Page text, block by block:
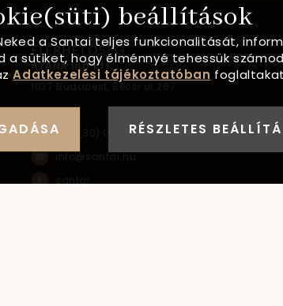
ELÉRHETŐSÉG
AYANA Intl Kft.
1037 Budapest, Bécsi út 267.
+36 (30) 093-9900
info@santai.hu
santai
beállítások
a Santai teljes funkcionalitását,
a sütiket, hogy élménnyé tehessük
Adatkezelési tájékoztatóban
RÉSZLETES